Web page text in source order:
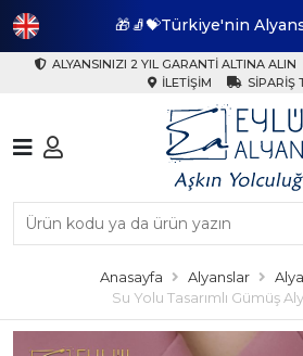
🎁🧦💝Türkiye'nin
ALYANSINIZI 2 YIL GARANTI ALTINA ALIN
İLETIŞIM
SIPARIŞ
Anasayfa Alyanslar
Su Yolu Tasarımlı Gümüş